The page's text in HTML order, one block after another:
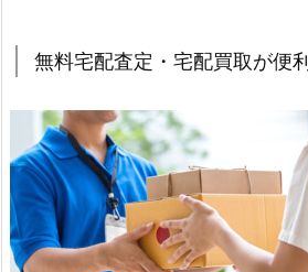
無料宅配査定・宅配買取が便利